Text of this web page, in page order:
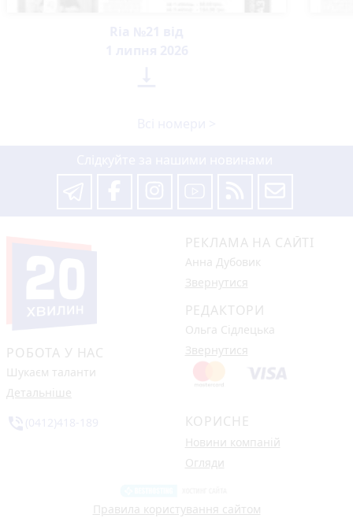
РОБОТА У НАС
Шукаєм таланти
Детальніше
РЕКЛАМА НА САЙТІ
Анна Дубовик
Звернутися
РЕДАКТОРИ
Ольга Сідлецька
Звернутися
КОРИСНЕ
Новини компаній
Огляди
Правила користування сайтом